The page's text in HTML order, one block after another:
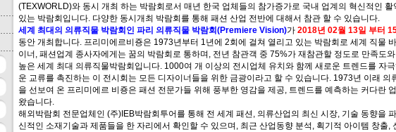
(TEXWORLD)와 동시 개최 하는 박람회로서 매년 한국 업체들의 참가증가로 국내 업계의 혁신적인 활
있는 박람회입니다. 다양한 동시개최 박람회를 통해 패션 산업 전반에 대해서 참관 할 수 있습니다.
세계 최대의 의류직물 박람회인 파리 의류직물 박람회(Premiere Vision)가 2018년 02월 13일 부터
동안 개최합니다. 프리미에르비죵은 1973년부터 1년에 2회에 걸쳐 열리고 있는 박람회로 세계 직물
이너, 패션업계 종사자에게는 꿈의 박람회로 통하며, 전년 참관객 중 75%가 재참관할 정도로 만족도
높은 세계 최대 의류직물박람회입니다. 1000여 개 이상의 전시업체 유치와 함께 새로운 트렌드를 자
운 교류를 촉진하는 이 전시회는 모든 디자이너들을 위한 금광이라고 할 수 있습니다. 1973년 이래 의
을 선보여 온 프리미에르 비죵은 패션 전문가들 위해 풍부한 영감을 제공, 트렌드를 예측하는 커다란
왔습니다.
해외박람회 전문업체인 (주)IEB박람회투어를 통해 전 세계 패션, 의류산업의 최신 시장, 기술 동향을
신적인 소재기술과 제품들을 한 자리에서 확인할 수 있으며, 최근 산업동향 분석, 획기적 아이템 창출,